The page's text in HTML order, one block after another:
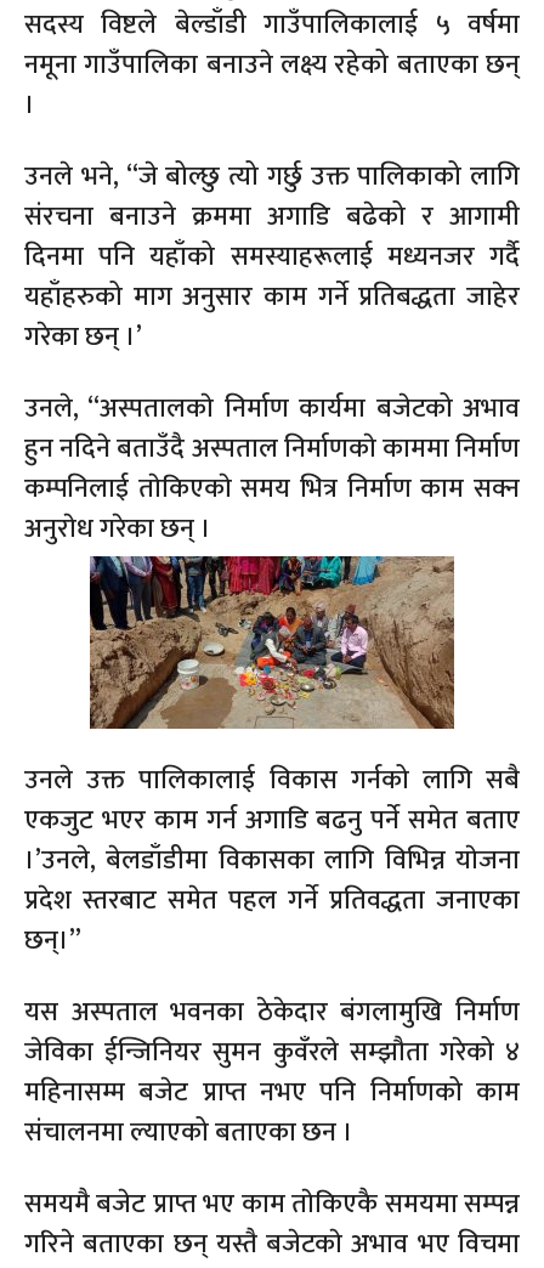
सदस्य विष्टले बेल्डाँडी गाउँपालिकालाई ५ वर्षमा
नमूना गाउँपालिका बनाउने लक्ष्य रहेको बताएका छन्
।
उनले भने, “जे बोल्छु त्यो गर्छु उक्त पालिकाको लागि
संरचना बनाउने क्रममा अगाडि बढेको र आगामी
दिनमा पनि यहाँको समस्याहरूलाई मध्यनजर गर्दै
यहाँहरुको माग अनुसार काम गर्ने प्रतिबद्धता जाहेर
गरेका छन् ।’
उनले, “अस्पतालकाे निर्माण कार्यमा बजेटको अभाव
हुन नदिने बताउँदै अस्पताल निर्माणकाे काममा निर्माण
कम्पनिलाई ताेकिएकाे समय भित्र निर्माण काम सक्न
अनुराेध गरेका छन् ।
उनले उक्त पालिकालाई विकास गर्नको लागि सबै
एकजुट भएर काम गर्न अगाडि बढनु पर्ने समेत बताए
।’उनले, बेलडाँडीमा विकासका लागि विभिन्न याेजना
प्रदेश स्तरबाट समेत पहल गर्ने प्रतिवद्धता जनाएका
छन्।”
यस अस्पताल भवनका ठेकेदार बंगलामुखि निर्माण
जेविका ईन्जिनियर सुमन कुवँरले सम्झौता गरेको ४
महिनासम्म बजेट प्राप्त नभए पनि निर्माणको काम
संचालनमा ल्याएको बताएका छन ।
समयमै बजेट प्राप्त भए काम ताेकिएकै समयमा सम्पन्न
गरिने बताएका छन् यस्तै बजेटकाे अभाव भए विचमा